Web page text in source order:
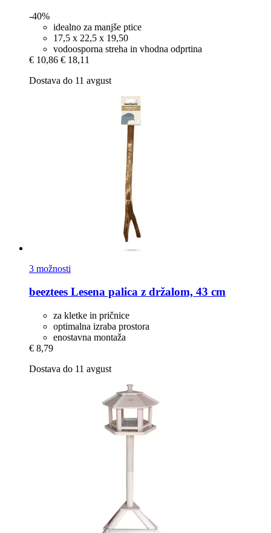
-40%
idealno za manjše ptice
17,5 x 22,5 x 19,50
vodoosporna streha in vhodna odprtina
€ 10,86 € 18,11
Dostava do 11 avgust
3 možnosti
beeztees Lesena palica z držalom, 43 cm
za kletke in pričnice
optimalna izraba prostora
enostavna montaža
€ 8,79
Dostava do 11 avgust